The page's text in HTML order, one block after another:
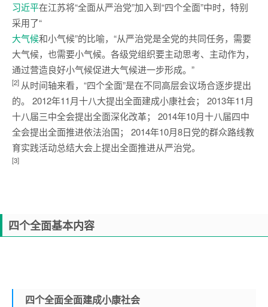
习近平在江苏将“全面从严治党”加入到“四个全面”中时，特别
采用了“
大气候和小气候”的比喻，“从严治党是全党的共同任务，需要
大气候，也需要小气候。各级党组织要主动思考、主动作为，
通过营造良好小气候促进大气候进一步形成。”
[2] 从时间轴来看，“四个全面”是在不同高层会议场合逐步提出
的。 2012年11月十八大提出全面建成小康社会； 2013年11月
十八届三中全会提出全面深化改革； 2014年10月十八届四中
全会提出全面推进依法治国； 2014年10月8日党的群众路线教
育实践活动总结大会上提出全面推进从严治党。
[3]
四个全面基本内容
四个全面全面建成小康社会